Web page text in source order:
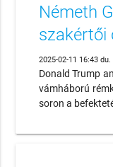
Németh
szakértői
2025-02-11 16:43
Donald Trump
vámháború
soron a